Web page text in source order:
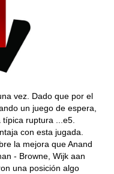
vez. Dado que por el
un juego de espera,
ruptura ...e5.
con esta jugada.
la mejora que Anand
- Browne, Wijk aan
una posición algo